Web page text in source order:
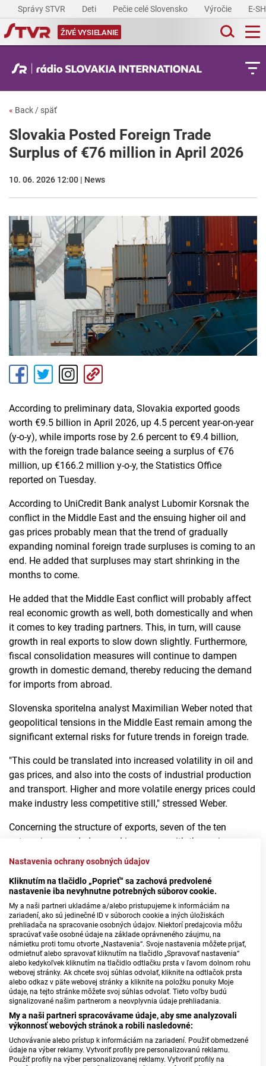
Nastavenia ochrany osobných údajov
Kliknutím na tlačidlo „Poprieť“ sa zachová predvolené
nastavenie iba nevyhnutne potrebných súborov cookie.
My a naši partneri ukladáme a/alebo pristupujeme k informáciám na
zariadení, ako sú jedinečné ID v súboroch cookie a iných úložiskách
prehliadača na spracovanie osobných údajov. Niektorí predajcovia môžu
spracúvať vaše osobné údaje na základe oprávneného záujmu, na
námietku proti tomu otvorte „Nastavenia“. Svoje nastavenia môžete prijať,
odmietnuť alebo spravovať kliknutím na tlačidlo „Spravovať nastavenia“
alebo kedykoľvek kliknutím na tlačidlo odtlačku prsta v ľavom dolnom rohu
webovej stránky. Ak chcete svoj súhlas odvolať, kliknite na odtlačok prsta
alebo odkaz v päte webovej stránky a kliknite na položku ponuky Moje
údaje, na tejto stránke môžete svoj súhlas odvolať. Tieto voľby budú
signalizované našim partnerom a neovplyvnia údaje prehliadania.
My a naši partneri spracovávame údaje, aby sme analyzovali
výkonnosť webových stránok a robili nasledovné:
Uchovávanie alebo prístup k informáciám na zariadení. Použiť obmedzené
údaje na výber reklamy. Vytvoriť profily pre personalizovanú reklamu.
Použiť profily na výber personalizovanej reklamy. Vytvoriť profily na
Správy STVR Deti Pečie celé Slovensko Výročie E-
ŽIVÉ VYSIELANIE
« Back / späť
Slovakia Posted Foreign Trade
Surplus of €76 million in April 2026
10. 06. 2026 12:00 | News
According to preliminary data, Slovakia exported goods
worth €9.5 billion in April 2026, up 4.5 percent year-on-year
(y-o-y), while imports rose by 2.6 percent to €9.4 billion,
with the foreign trade balance seeing a surplus of €76
million, up €166.2 million y-o-y, the Statistics Office
reported on Tuesday.
According to UniCredit Bank analyst Lubomir Korsnak the
conflict in the Middle East and the ensuing higher oil and
gas prices probably mean that the trend of gradually
expanding nominal foreign trade surpluses is coming to an
end. He added that surpluses may start shrinking in the
months to come.
He added that the Middle East conflict will probably affect
real economic growth as well, both domestically and when
it comes to key trading partners. This, in turn, will cause
growth in real exports to slow down slightly. Furthermore,
fiscal consolidation measures will continue to dampen
growth in domestic demand, thereby reducing the demand
for imports from abroad.
Slovenska sporitelna analyst Maximilian Weber noted that
geopolitical tensions in the Middle East remain among the
significant external risks for future trends in foreign trade.
"This could be translated into increased volatility in oil and
gas prices, and also into the costs of industrial production
and transport. Higher and more volatile energy prices could
make industry less competitive still," stressed Weber.
Concerning the structure of exports, seven of the ten
categories recorded annual increases, with the main
contributor being a nearly 3-percent increase in machinery
On the import side, half of the ten categories saw drops,
while the most significant impact came from the category
of mineral fuels, lubricants and related materials, which
includes imports of oil, electricity and natural gas. This
category rose by nearly 39 percent y-o-y, thus breaking a
five-month streak of consecutive y-o-y falls.
Almost 80 percent of Slovakia's exports went to other EU
countries in April, and imports from them made up some
66 percent of the country's total imports. Exports to other
EU countries grew by nearly 7 percent y-o-y, while imports
from them increased by more than 7 percent. Exports to
non-EU countries declined by more than 3 percent, while